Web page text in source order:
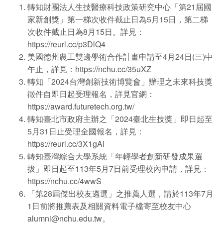
轉知財團法人生技醫療科技政策研究中心「第21屆國
家新創獎」第一梯次收件截止日為5月15日，第二梯
次收件截止日為8月15日。詳見：
https://reurl.cc/p3DlQ4
美國德州農工雙邊學術合作計畫申請至4月24日(三)中
午止，詳見：https://nchu.cc/35uXZ
轉知「2024台灣創新技術博覽會」辦理之未來科技獎
徵件自即日起受理報名，詳見官網：
https://award.futuretech.org.tw/
轉知臺北市政府主辦之「2024臺北生技獎」即日起至
5月31日止受理全國報名，詳見：
https://reurl.cc/3X1gAl
轉知臺灣綜合大學系統「年輕學者創新研發成果選
拔」即日起至113年5月7日前受理校內申請，詳見：
https://nchu.cc/4wwS
「第28屆傑出校友遴選」之推薦人選，請於113年7月
1日前將推薦表及相關資料電子檔寄至校友中心
alumni@nchu.edu.tw。